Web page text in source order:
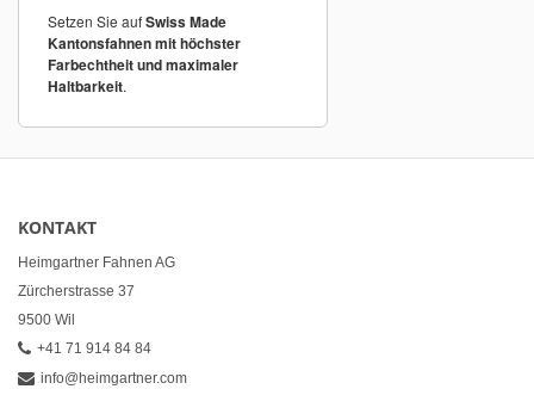
Setzen Sie aufSwiss Made
Kantonsfahnen mit höchster
Farbechtheit und maximaler
Haltbarkeit.
KONTAKT
Heimgartner Fahnen AG
Zürcherstrasse 37
9500 Wil
+41 71 914 84 84
info@heimgartner.com